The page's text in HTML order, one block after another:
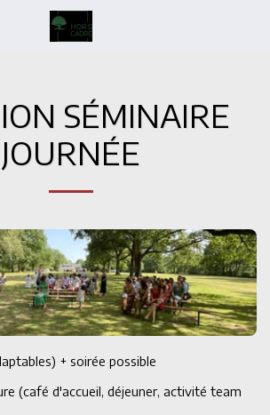
SÉMINAIRE
JOURNÉE
+ soirée possible
(café d'accueil, déjeuner, activité team